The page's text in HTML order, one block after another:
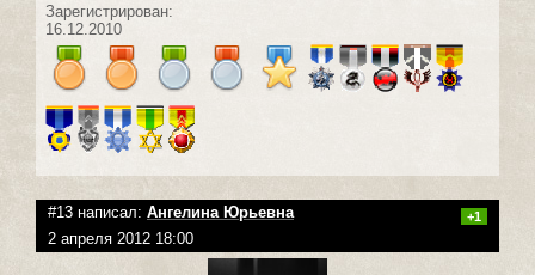
Зарегистрирован:
16.12.2010
#13 написал: Ангелина Юрьевна +1
2 апреля 2012 18:00